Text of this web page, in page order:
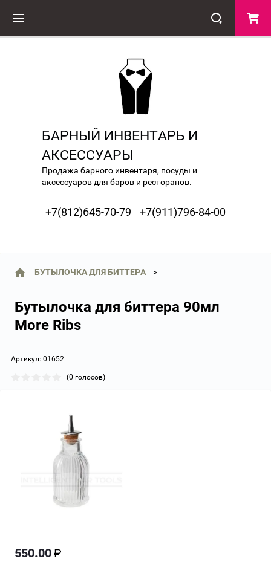
БАРНЫЙ ИНВЕНТАРЬ И
АКСЕССУАРЫ
Продажа барного инвентаря, посуды и
аксессуаров для баров и ресторанов.
+7(812)645-70-79 +7(911)796-84-00
БУТЫЛОЧКА ДЛЯ БИТТЕРА
Бутылочка для биттера 90мл
More Ribs
Артикул: 01652
(0 голосов)
550.00